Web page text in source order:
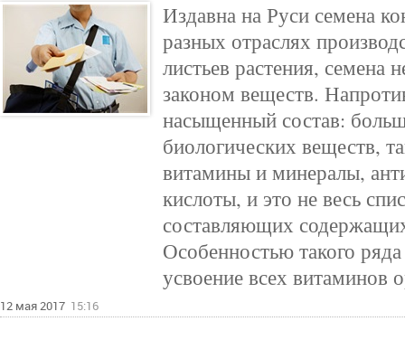
Издавна на Руси семена
разных отраслях
листьев растения, семена
законом веществ.
насыщенный состав:
биологических веществ,
витамины и минералы,
кислоты, и это не весь
составляющих
Особенностью такого
усвоение всех витаминов
12 мая 2017 15:16